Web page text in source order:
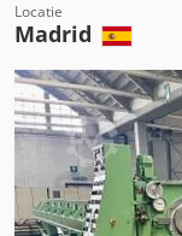
Locatie
Madrid